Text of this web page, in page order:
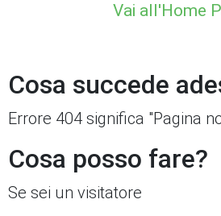
Vai all'Home
Cosa succede
Errore 404 significa "Pagina
Cosa posso fare?
Se sei un visitatore